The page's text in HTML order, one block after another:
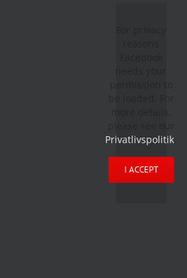
Privatlivspolitik
I ACCEPT